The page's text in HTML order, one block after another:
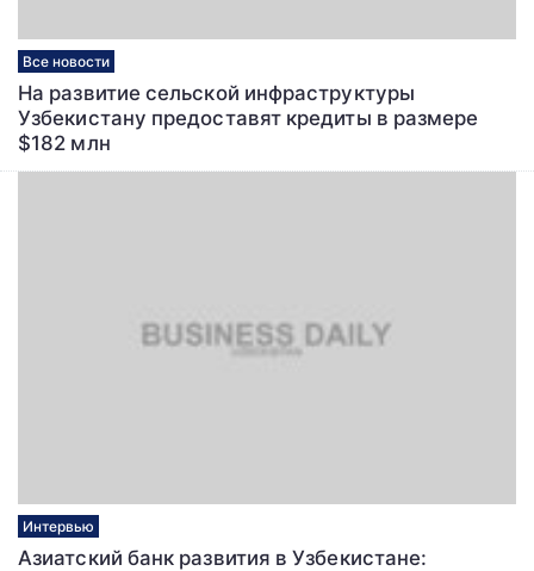
Все новости
На развитие сельской инфраструктуры
Узбекистану предоставят кредиты в размере
$182 млн
Интервью
Азиатский банк развития в Узбекистане: